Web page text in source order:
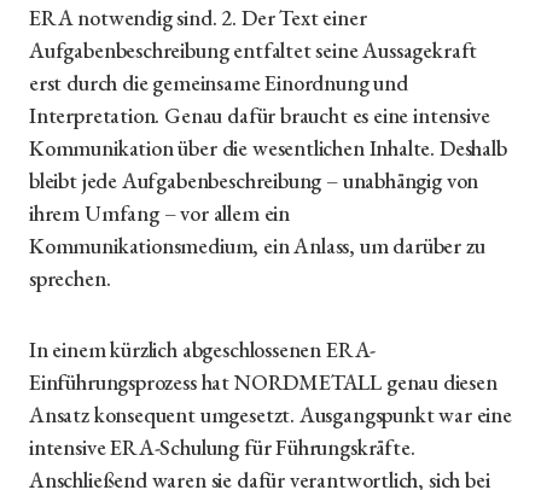
ERA notwendig sind. 2. Der Text einer
Aufgabenbeschreibung entfaltet seine Aussagekraft
erst durch die gemeinsame Einordnung und
Interpretation. Genau dafür braucht es eine intensive
Kommunikation über die wesentlichen Inhalte. Deshalb
bleibt jede Aufgabenbeschreibung – unabhängig von
ihrem Umfang – vor allem ein
Kommunikationsmedium, ein Anlass, um darüber zu
sprechen.
In einem kürzlich abgeschlossenen ERA-
Einführungsprozess hat NORDMETALL genau diesen
Ansatz konsequent umgesetzt. Ausgangspunkt war eine
intensive ERA-Schulung für Führungskräfte.
Anschließend waren sie dafür verantwortlich, sich bei